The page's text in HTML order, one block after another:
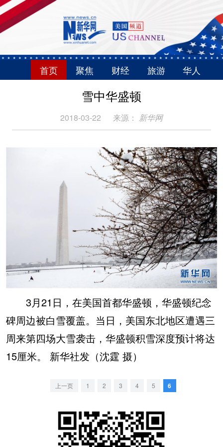
首页 聚焦 财经 旅游 华人
雪中华盛顿
2018-03-22 来源： 新华网
3月21日，在美国首都华盛顿，华盛顿纪念
碑周边被白雪覆盖。当日，美国东北地区遭遇三
周来第四场大雪袭击，华盛顿积雪深度预计将达
15厘米。 新华社发（沈霆 摄）
上一页 1 2 3 4 5 6